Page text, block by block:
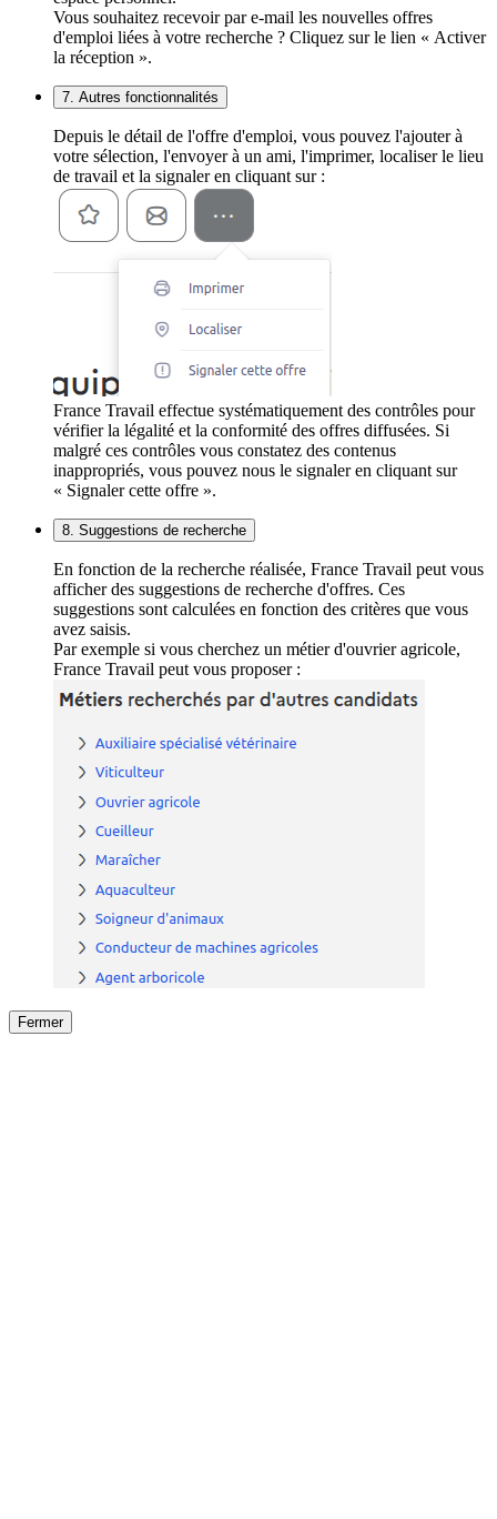
Vous souhaitez recevoir par e-mail les nouvelles offres
d'emploi liées à votre recherche ? Cliquez sur le lien « Activer
la réception ».
7. Autres fonctionnalités
Depuis le détail de l'offre d'emploi, vous pouvez l'ajouter à
votre sélection, l'envoyer à un ami, l'imprimer, localiser le lieu
de travail et la signaler en cliquant sur :
France Travail effectue systématiquement des contrôles pour
vérifier la légalité et la conformité des offres diffusées. Si
malgré ces contrôles vous constatez des contenus
inappropriés, vous pouvez nous le signaler en cliquant sur
« Signaler cette offre ».
8. Suggestions de recherche
En fonction de la recherche réalisée, France Travail peut vous
afficher des suggestions de recherche d'offres. Ces
suggestions sont calculées en fonction des critères que vous
avez saisis.
Par exemple si vous cherchez un métier d'ouvrier agricole,
France Travail peut vous proposer :
Fermer